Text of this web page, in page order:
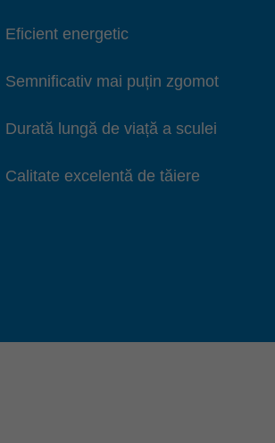
Eficient energetic
Semnificativ mai puțin zgomot
Durată lungă de viață a sculei
Calitate excelentă de tăiere